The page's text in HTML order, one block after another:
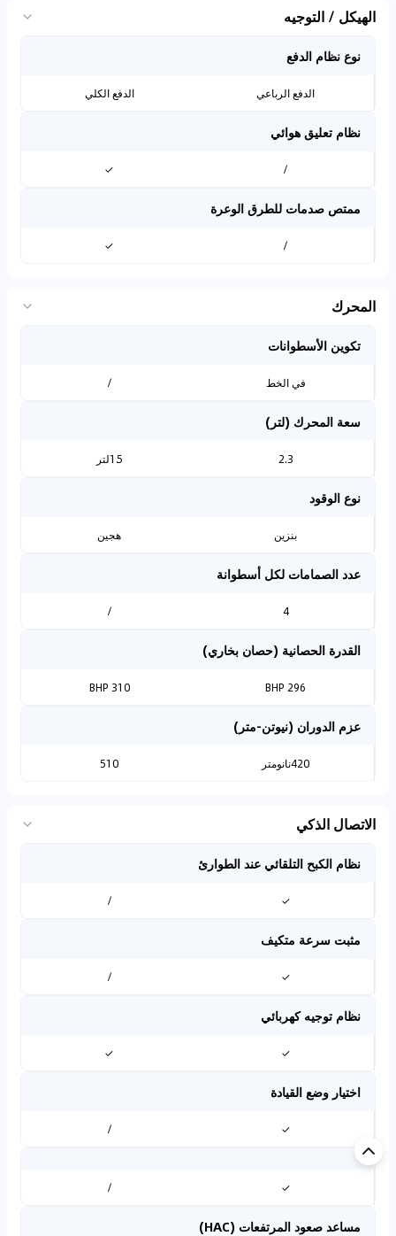
الهيكل / التوجيه
نوع نظام الدفع
الدفع الرباعي الدفع الكلي
نظام تعليق هوائي
/
✓
ممتص صدمات للطرق الوعرة
/
✓
المحرك
تكوين الأسطوانات
في الخط /
سعة المحرك (لتر)
2.3 1.5لتر
نوع الوقود
بنزين هجين
عدد الصمامات لكل أسطوانة
4
/
القدرة الحصانية (حصان بخاري)
296 BHP
310 BHP
عزم الدوران (نيوتن-متر)
420نانومتر 510
الاتصال الذكي
نظام الكبح التلقائي عند الطوارئ
✓
/
مثبت سرعة متكيف
✓
/
نظام توجيه كهربائي
✓
✓
اختيار وضع القيادة
✓
/
✓
/
مساعد صعود المرتفعات (HAC)